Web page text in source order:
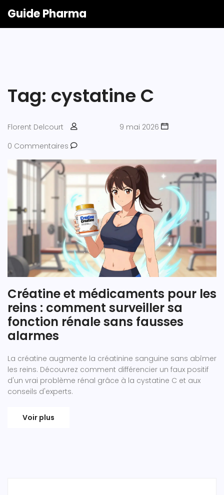
Guide Pharma
Tag: cystatine C
Florent Delcourt
9 mai 2026
0 Commentaires
Créatine et médicaments pour les
reins : comment surveiller sa
fonction rénale sans fausses
alarmes
La créatine augmente la créatinine sanguine sans abîmer
les reins. Découvrez comment différencier un faux positif
d'un vrai problème rénal grâce à la cystatine C et aux
conseils d'experts.
Voir plus